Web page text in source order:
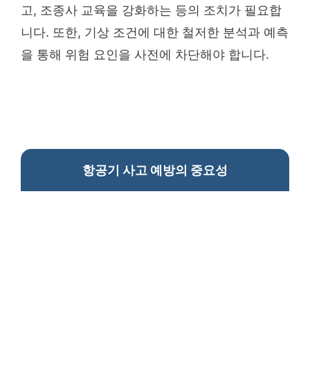
고, 조종사 교육을 강화하는 등의 조치가 필요합
니다. 또한, 기상 조건에 대한 철저한 분석과 예측
을 통해 위험 요인을 사전에 차단해야 합니다.
항공기 사고 예방의 중요성